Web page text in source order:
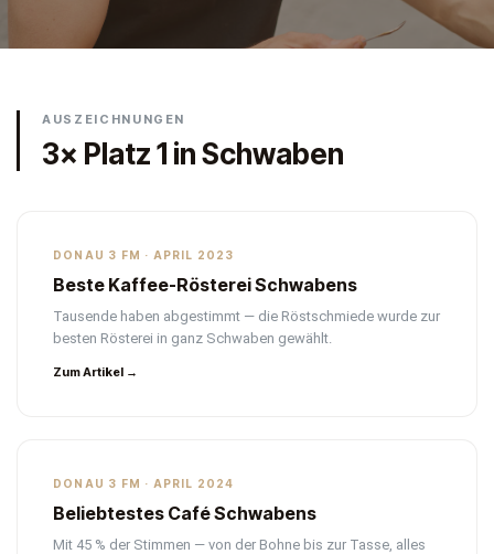
AUSZEICHNUNGEN
3× Platz 1 in Schwaben
DONAU 3 FM · APRIL 2023
Beste Kaffee-Rösterei Schwabens
Tausende haben abgestimmt — die Röstschmiede wurde zur
besten Rösterei in ganz Schwaben gewählt.
Zum Artikel →
DONAU 3 FM · APRIL 2024
Beliebtestes Café Schwabens
Mit 45 % der Stimmen — von der Bohne bis zur Tasse, alles